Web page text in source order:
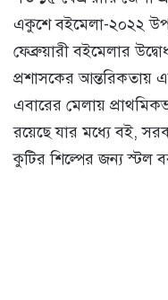
একুশে বইমেলা-২০২২
ফেব্রুয়ারী বইমেলার
প্রশাসকের আন্তরিকতায়
এবারের মেলায়
রয়েছে যার মধ্যে বই,
কুটির শিল্পের জন্য স্টল